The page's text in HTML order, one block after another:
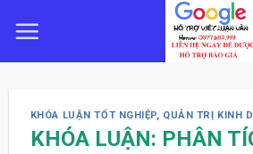
KHÓA LUẬN TỐT NGHIỆP, QUẢN TRỊ KINH
KHÓA LUẬN: PHÂN